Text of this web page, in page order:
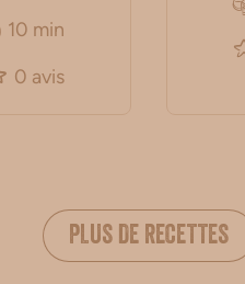
10 min
0 avis
PLUS DE RECETTES